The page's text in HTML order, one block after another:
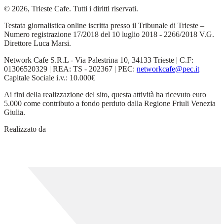
© 2026, Trieste Cafe. Tutti i diritti riservati.
Testata giornalistica online iscritta presso il Tribunale di Trieste –
Numero registrazione 17/2018 del 10 luglio 2018 - 2266/2018 V.G.
Direttore Luca Marsi.
Network Cafe S.R.L - Via Palestrina 10, 34133 Trieste | C.F:
01306520329 | REA: TS - 202367 | PEC: networkcafe@pec.it |
Capitale Sociale i.v.: 10.000€
Ai fini della realizzazione del sito, questa attività ha ricevuto euro
5.000 come contributo a fondo perduto dalla Regione Friuli Venezia
Giulia.
Realizzato da